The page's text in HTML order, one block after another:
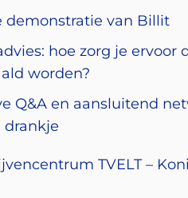
demonstratie van Billit
hoe zorg je ervoor
worden?
Q&A en aansluitend
drankje
TVELT –